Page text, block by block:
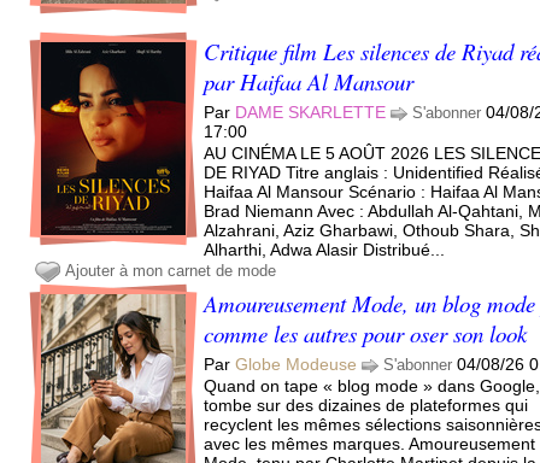
Critique film Les silences de Riyad
par Haifaa Al Mansour
Par DAME SKARLETTE S'abonner 04/08/
17:00
AU CINÉMA LE 5 AOÛT 2026 LES
DE RIYAD Titre anglais : Unidentified
Haifaa Al Mansour Scénario : Haifaa Al
Brad Niemann Avec : Abdullah Al-Qahtani,
Alzahrani, Aziz Gharbawi, Othoub Shara,
Alharthi, Adwa Alasir Distribué...
Ajouter à mon carnet de mode
Amoureusement Mode, un blog
comme les autres pour oser son look
ParGlobe Modeuse S'abonner 04/08/26
Quand on tape « blog mode » dans
tombe sur des dizaines de plateformes qui
recyclent les mêmes sélections
avec les mêmes marques. Amoureusement